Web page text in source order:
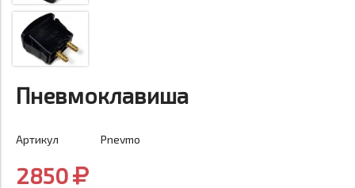
Пневмоклавиша
Артикул Pnevmo
2850